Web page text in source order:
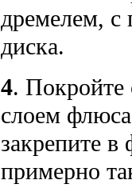
дремелем, с
диска.
4.
слоем
закрепите
примерно